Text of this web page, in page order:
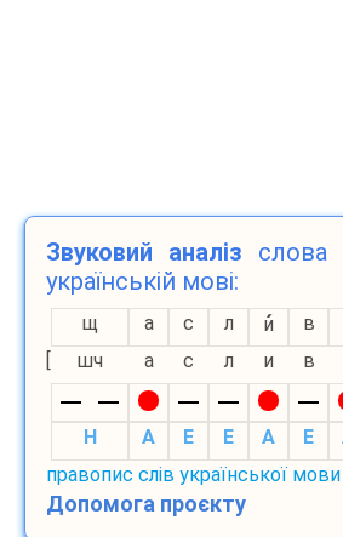
Звуковий аналіз слова
українській мові:
щ а с л и в
[
шч а с л и в
H
A E E A E
правопис слів української мови
Допомога проєкту